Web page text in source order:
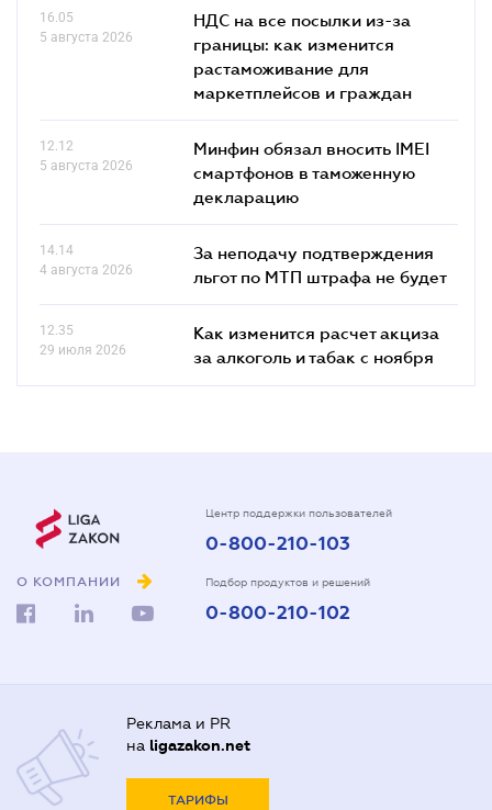
16.05
5 августа 2026
НДС на все посылки из-за
границы: как изменится
растаможивание для
маркетплейсов и граждан
12.12
5 августа 2026
Минфин обязал вносить IMEI
смартфонов в таможенную
декларацию
14.14
4 августа 2026
За неподачу подтверждения
льгот по МТП штрафа не будет
12.35
29 июля 2026
Как изменится расчет акциза
за алкоголь и табак с ноября
О КОМПАНИИ
Центр поддержки пользователей
0-800-210-103
Подбор продуктов и решений
0-800-210-102
Реклама и PR
на ligazakon.net
ТАРИФЫ